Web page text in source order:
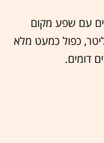
עם שפע מקום
תא המטען יכול לבלוע 793 ליטר, כפול כמעט מלא
דומים.